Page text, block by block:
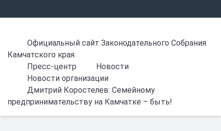
Официальный сайт Законодательного Собрания
Камчатского края
Пресс-центр
Новости
Новости организации
Дмитрий Коростелев: Семейному
предпринимательству на Камчатке – быть!